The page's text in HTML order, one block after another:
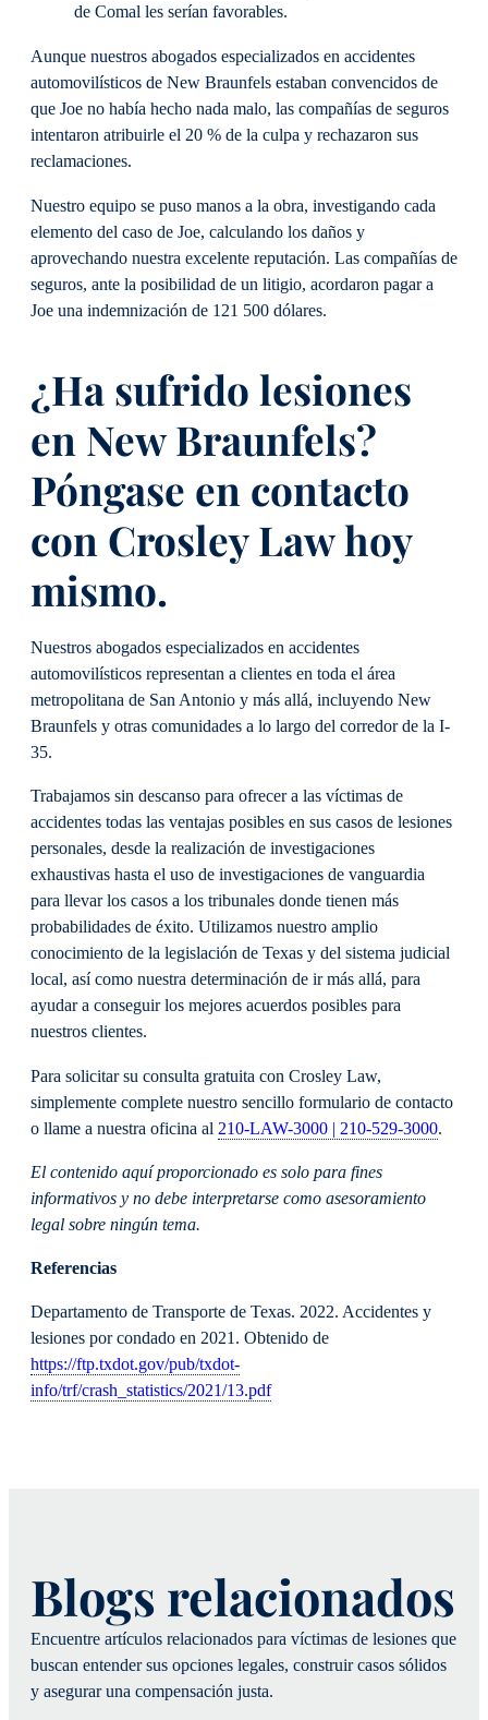
de Comal les serían favorables.
Aunque nuestros abogados especializados en accidentes
automovilísticos de New Braunfels estaban convencidos de
que Joe no había hecho nada malo, las compañías de seguros
intentaron atribuirle el 20 % de la culpa y rechazaron sus
reclamaciones.
Nuestro equipo se puso manos a la obra, investigando cada
elemento del caso de Joe, calculando los daños y
aprovechando nuestra excelente reputación. Las compañías de
seguros, ante la posibilidad de un litigio, acordaron pagar a
Joe una indemnización de 121 500 dólares.
¿Ha sufrido lesiones
en New Braunfels?
Póngase en contacto
con Crosley Law hoy
mismo.
Nuestros abogados especializados en accidentes
automovilísticos representan a clientes en toda el área
metropolitana de San Antonio y más allá, incluyendo New
Braunfels y otras comunidades a lo largo del corredor de la I-
35.
Trabajamos sin descanso para ofrecer a las víctimas de
accidentes todas las ventajas posibles en sus casos de lesiones
personales, desde la realización de investigaciones
exhaustivas hasta el uso de investigaciones de vanguardia
para llevar los casos a los tribunales donde tienen más
probabilidades de éxito. Utilizamos nuestro amplio
conocimiento de la legislación de Texas y del sistema judicial
local, así como nuestra determinación de ir más allá, para
ayudar a conseguir los mejores acuerdos posibles para
nuestros clientes.
Para solicitar su consulta gratuita con Crosley Law,
simplemente complete nuestro sencillo formulario de contacto
o llame a nuestra oficina al 210-LAW-3000 | 210-529-3000.
El contenido aquí proporcionado es solo para fines
informativos y no debe interpretarse como asesoramiento
legal sobre ningún tema.
Referencias
Departamento de Transporte de Texas. 2022. Accidentes y
lesiones por condado en 2021. Obtenido de
https://ftp.txdot.gov/pub/txdot-
info/trf/crash_statistics/2021/13.pdf
Blogs relacionados
Encuentre artículos relacionados para víctimas de lesiones que
buscan entender sus opciones legales, construir casos sólidos
y asegurar una compensación justa.